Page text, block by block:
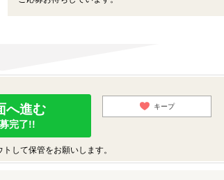
へ進む
完了!!
キープ
して保管をお願いします。